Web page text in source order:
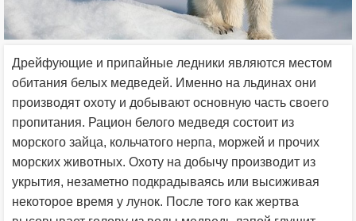
Дрейфующие и припайные ледники являются местом
обитания белых медведей. Именно на льдинах они
производят охоту и добывают основную часть своего
пропитания. Рацион белого медведя состоит из
морского зайца, кольчатого нерпа, моржей и прочих
морских животных. Охоту на добычу производит из
укрытия, незаметно подкрадываясь или высиживая
некоторое время у лунок. После того как жертва